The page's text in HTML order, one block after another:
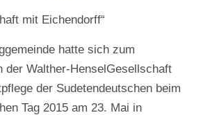
mit Eichendorff“
hatte sich zum
der Walther-HenselGesellschaft
der Sudetendeutschen beim
Tag 2015 am 23. Mai in